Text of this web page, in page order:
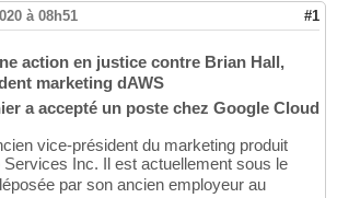
à 08h51 #1
action en justice contre Brian Hall,
marketing dAWS
a accepté un poste chez Google Cloud
vice-président du marketing produit
Inc. Il est actuellement sous le
par son ancien employeur au